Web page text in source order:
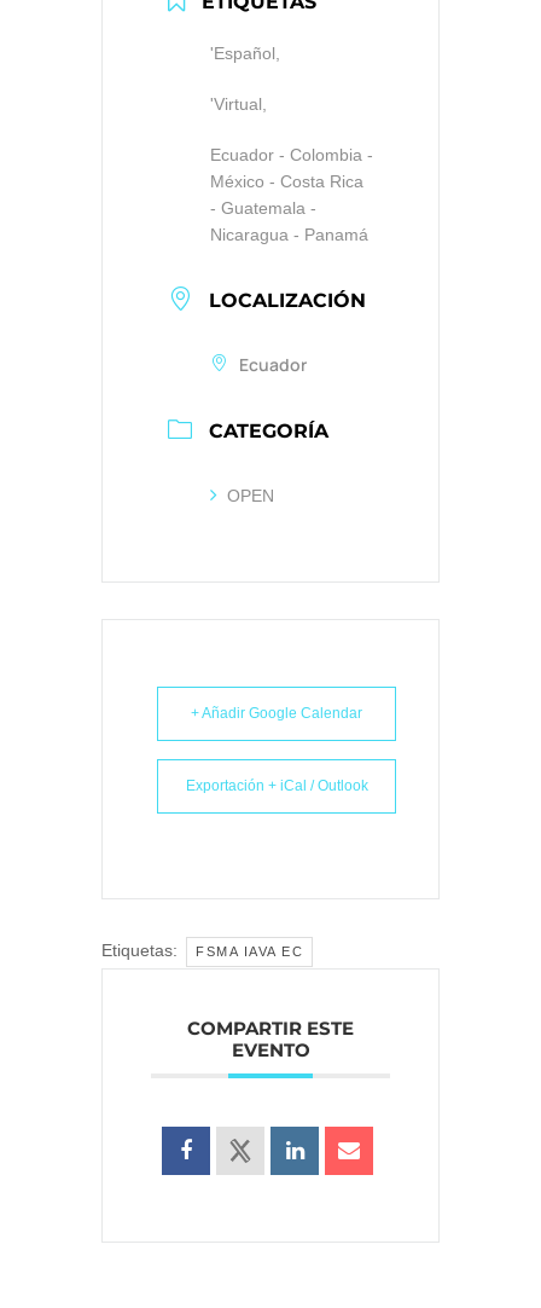
'Español,
'Virtual,
Ecuador - Colombia -
México - Costa Rica
- Guatemala -
Nicaragua - Panamá
LOCALIZACIÓN
Ecuador
CATEGORÍA
OPEN
+ Añadir Google Calendar
Exportación + iCal / Outlook
Etiquetas: FSMA IAVA EC
COMPARTIR ESTE
EVENTO